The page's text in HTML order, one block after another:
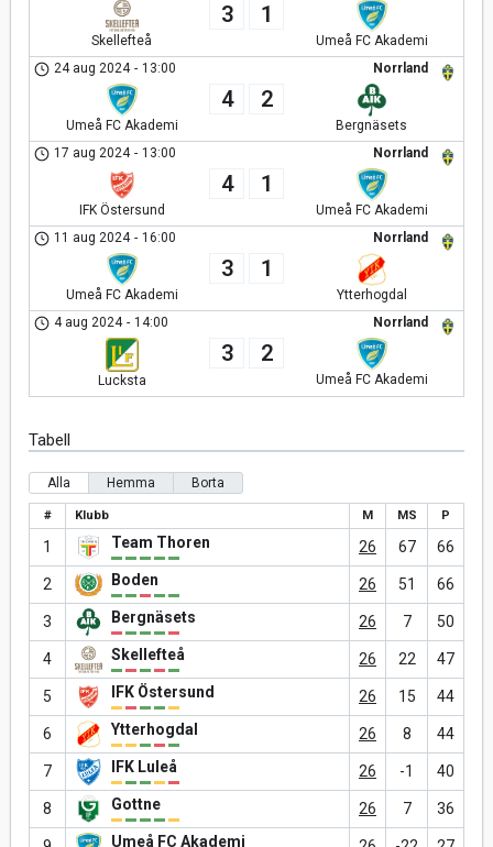
Skellefteå
3 1
Umeå FC Akademi
Norrland
24 aug 2024 - 13:00
Umeå FC Akademi
4 2
Bergnäsets
Norrland
17 aug 2024 - 13:00
IFK Östersund
4 1
Umeå FC Akademi
Norrland
11 aug 2024 - 16:00
Umeå FC Akademi
3 1
Ytterhogdal
Norrland
4 aug 2024 - 14:00
Lucksta
3 2
Umeå FC Akademi
Tabell
Alla Hemma Borta
# Klubb M MS P
1 Team Thoren 26 67 66
2 Boden 26 51 66
3 Bergnäsets 26 7 50
4 Skellefteå 26 22 47
5 IFK Östersund 26 15 44
6 Ytterhogdal 26 8 44
7 IFK Luleå 26 -1 40
8 Gottne 26 7 36
Umeå FC Akademi